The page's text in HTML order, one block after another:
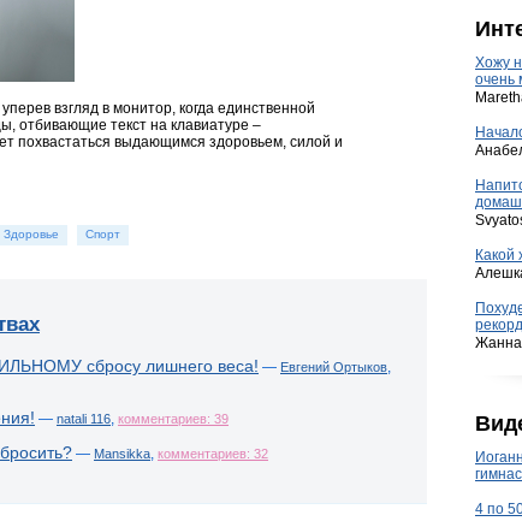
взгляд в монитор, когда единственной
отбивающие текст на клавиатуре –
похвастаться выдающимся здоровьем, силой и
Здоровье Спорт
сбросу лишнего веса! — Евгений Ортыков,
— natali 116, комментариев: 39
— Mansikka, комментариев: 32
Хожу
очень
Какой
Жанна
4 по